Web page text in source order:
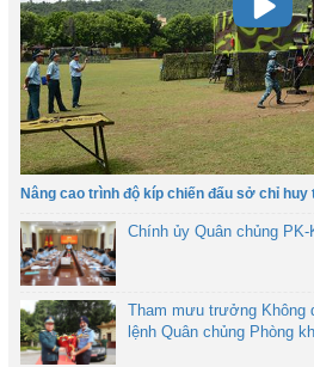
Nâng cao trình độ kíp chiến đấu sở chỉ
Chính ủy Quân chủng
Tham mưu trưởng Không
lệnh Quân chủng Phòng